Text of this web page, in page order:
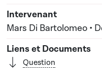
Mars Di Bartolomeo •
Question